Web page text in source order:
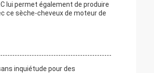
lui permet également de produire
ce sèche-cheveux de moteur de
inquiétude pour des